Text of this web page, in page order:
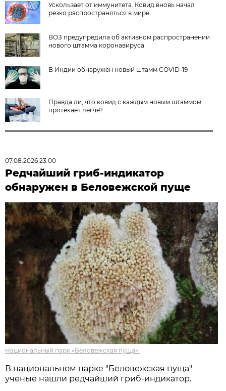
Ускользает от иммунитета. Ковид вновь начал
резко распространяться в мире
ВОЗ предупредила об активном распространении
нового штамма коронавируса
В Индии обнаружен новый штамм COVID-19
Правда ли, что ковид с каждым новым штаммом
протекает легче?
07.08.2026 23:00
Редчайший гриб-индикатор
обнаружен в Беловежской пуще
Национальный парк «Беловежская пуща».
В национальном парке "Беловежская пуща"
ученые нашли редчайший гриб-индикатор.